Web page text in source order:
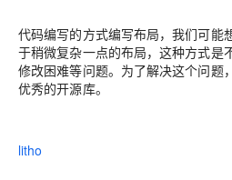
代码编写的方式编写布局，我们可能
于稍微复杂一点的布局，这种方式是
修改困难等问题。为了解决这个问题
优秀的开源库。
litho